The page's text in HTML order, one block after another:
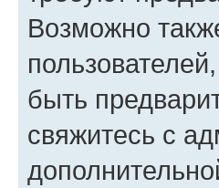
Возможно
быть
свяжитесь с